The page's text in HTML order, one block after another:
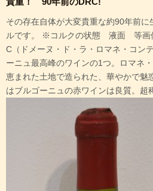
その存在自体が大変貴重な約90年前
ルです。 ※コルクの状態 液面 等画
C（ドメーヌ・ド・ラ・ロマネ・コン
ーニュ最高峰のワインの1つ。ロマネ
恵まれた土地で造られた、華やかで魅
はブルゴーニュの赤ワインは良質。超